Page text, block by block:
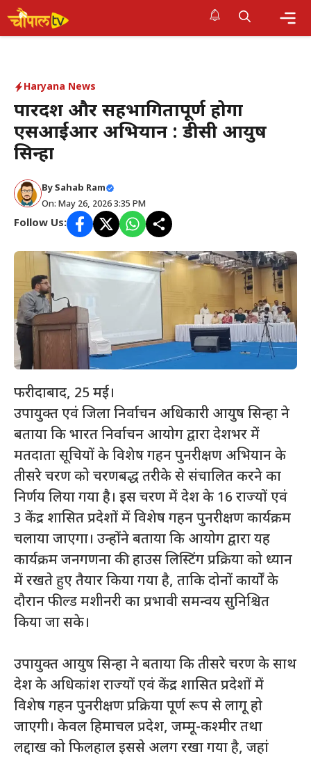
Skip
to
Haryana News
पारदर्शी और सहभागितापूर्ण होगा
एसआईआर अभियान : डीसी आयुष
सिन्हा
By Sahab Ram
On: May 26, 2026 3:35 PM
Follow Us:
फरीदाबाद, 25 मई।
उपायुक्त एवं जिला निर्वाचन अधिकारी आयुष सिन्हा ने
बताया कि भारत निर्वाचन आयोग द्वारा देशभर में
मतदाता सूचियों के विशेष गहन पुनरीक्षण अभियान के
तीसरे चरण को चरणबद्ध तरीके से संचालित करने का
निर्णय लिया गया है। इस चरण में देश के 16 राज्यों एवं
3 केंद्र शासित प्रदेशों में विशेष गहन पुनरीक्षण कार्यक्रम
चलाया जाएगा। उन्होंने बताया कि आयोग द्वारा यह
कार्यक्रम जनगणना की हाउस लिस्टिंग प्रक्रिया को ध्यान
में रखते हुए तैयार किया गया है, ताकि दोनों कार्यों के
दौरान फील्ड मशीनरी का प्रभावी समन्वय सुनिश्चित
किया जा सके।
उपायुक्त आयुष सिन्हा ने बताया कि तीसरे चरण के साथ
देश के अधिकांश राज्यों एवं केंद्र शासित प्रदेशों में
विशेष गहन पुनरीक्षण प्रक्रिया पूर्ण रूप से लागू हो
जाएगी। केवल हिमाचल प्रदेश, जम्मू-कश्मीर तथा
लद्दाख को फिलहाल इससे अलग रखा गया है, जहां